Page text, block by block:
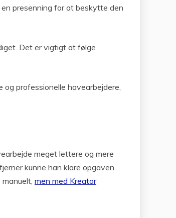
presenning for at beskytte den
Det er vigtigt at følge
professionelle havearbejdere,
meget lettere og mere
kunne han klare opgaven
men med Kreator